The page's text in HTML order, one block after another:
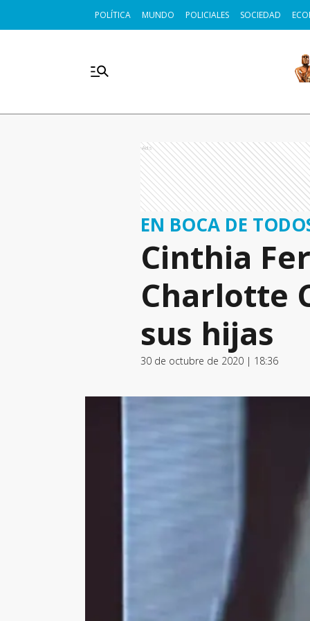
POLÍTICA MUNDO POLICIALES SOCIEDAD
Ads
EN BOCA DE
Cinthia
Charlotte
sus hijas
30 de octubre de 2020 | 18:36